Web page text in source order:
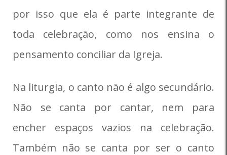
por isso que ela é parte integrante de
toda celebração, como nos ensina o
pensamento conciliar da Igreja.
Na liturgia, o canto não é algo secundário.
Não se canta por cantar, nem para
encher espaços vazios na celebração.
Também não se canta por ser o canto